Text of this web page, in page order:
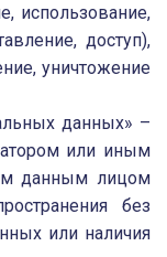
использование,
доступ),
уничтожение
данных» –
или иным
данным лицом
без
или наличия